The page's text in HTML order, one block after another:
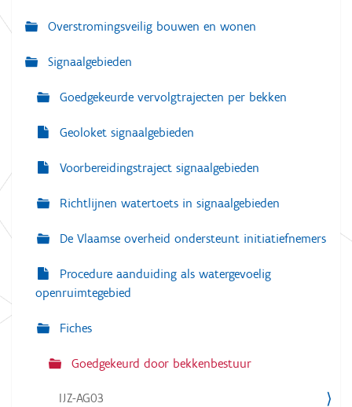
t
Overstromingsveilig bouwen en wonen
Signaalgebieden
Goedgekeurde vervolgtrajecten per bekken
Geoloket signaalgebieden
Voorbereidingstraject signaalgebieden
Richtlijnen watertoets in signaalgebieden
De Vlaamse overheid ondersteunt initiatiefnemers
Procedure aanduiding als watergevoelig
openruimtegebied
Fiches
Goedgekeurd door bekkenbestuur
IJZ-AG03